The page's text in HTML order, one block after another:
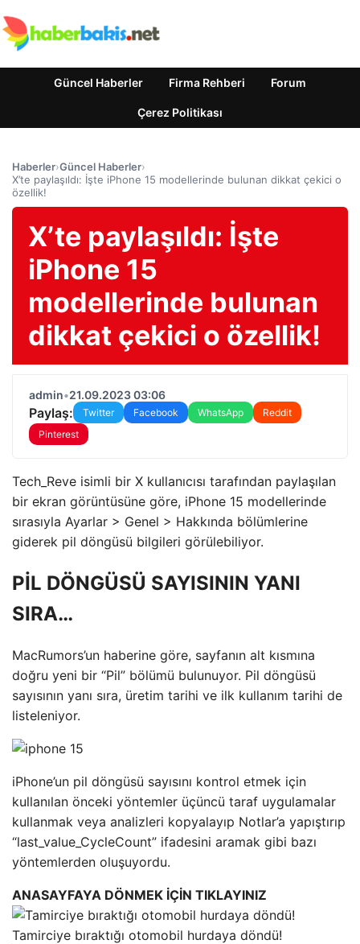
Güncel Haberler Firma Rehberi Forum
Çerez Politikası
Haberler›Güncel Haberler›
X’te paylaşıldı: İşte iPhone 15 modellerinde bulunan dikkat çekici o
özellik!
X’te paylaşıldı: İşte
iPhone 15
modellerinde bulunan
dikkat çekici o özellik!
admin•21.09.2023 03:06
Paylaş: Twitter Facebook WhatsApp
Reddit
Pinterest
Tech_Reve isimli bir X kullanıcısı tarafından paylaşılan
bir ekran görüntüsüne göre, iPhone 15 modellerinde
sırasıyla Ayarlar > Genel > Hakkında bölümlerine
giderek pil döngüsü bilgileri görülebiliyor.
PİL DÖNGÜSÜ SAYISININ YANI
SIRA…
MacRumors’un haberine göre, sayfanın alt kısmına
doğru yeni bir “Pil” bölümü bulunuyor. Pil döngüsü
sayısının yanı sıra, üretim tarihi ve ilk kullanım tarihi de
listeleniyor.
iPhone’un pil döngüsü sayısını kontrol etmek için
kullanılan önceki yöntemler üçüncü taraf uygulamalar
kullanmak veya analizleri kopyalayıp Notlar’a yapıştırıp
“last_value_CycleCount” ifadesini aramak gibi bazı
yöntemlerden oluşuyordu.
ANASAYFAYA DÖNMEK İÇİN TIKLAYINIZ
Tamirciye bıraktığı otomobil hurdaya döndü!